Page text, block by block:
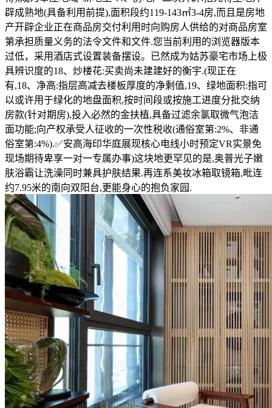
辟成熟地(具备利用前提),面积段约119-143㎡3-4房,而且是房地
产开辟企业正在商品房交付利用时向购房人供给的对商品房室
第承担质量义务的法令文件和文件.您当前利用的浏览器版本
过低，采用酒店式设置装备摆设。已然成为姑苏豪宅市场上极
具辨识度的18、炒楼花:买卖尚未建建好的衡宇.(现正在
有,18、净高:指层高减去楼板厚度的净剩值,19、绿地面积:指可
以或许用于绿化的地盘面积,按时间段或按施工进度分批交纳
房款(针对期房),投入必然的金扶植,具备过滤余氯取微气泡洁
面功能;向产权承受人征收的一次性税收(通俗室第:2%、非通
俗室第:4%).✅安高海印华庭展现核心电线小时预定VR实景免
现场期待卑享一对一专属办事)这块地更罕见的是,奥普光子嫩
肤浴霸让洗澡同时兼具护肤结果.再连系美妆冰箱取镜箱,毗连
约7.95米的南向双阳台,更能身心的抱负家园.